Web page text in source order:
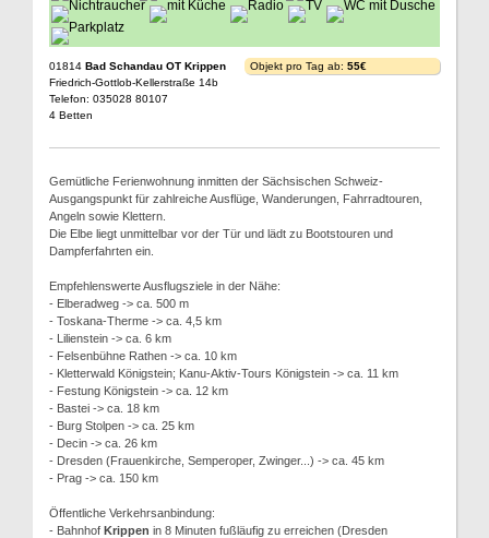
01814 Bad Schandau OT Krippen
Friedrich-Gottlob-Kellerstraße 14b
Telefon: 035028 80107
4 Betten
Objekt pro Tag ab: 55€
Gemütliche Ferienwohnung inmitten der Sächsischen Schweiz-
Ausgangspunkt für zahlreiche Ausflüge, Wanderungen, Fahrradtouren,
Angeln sowie Klettern.
Die Elbe liegt unmittelbar vor der Tür und lädt zu Bootstouren und
Dampferfahrten ein.
Empfehlenswerte Ausflugsziele in der Nähe:
- Elberadweg -> ca. 500 m
- Toskana-Therme -> ca. 4,5 km
- Lilienstein -> ca. 6 km
- Felsenbühne Rathen -> ca. 10 km
- Kletterwald Königstein; Kanu-Aktiv-Tours Königstein -> ca. 11 km
- Festung Königstein -> ca. 12 km
- Bastei -> ca. 18 km
- Burg Stolpen -> ca. 25 km
- Decin -> ca. 26 km
- Dresden (Frauenkirche, Semperoper, Zwinger...) -> ca. 45 km
- Prag -> ca. 150 km
Öffentliche Verkehrsanbindung:
- Bahnhof Krippen in 8 Minuten fußläufig zu erreichen (Dresden